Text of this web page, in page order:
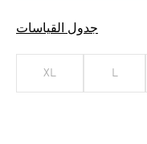
جدول القياسات
L
XL